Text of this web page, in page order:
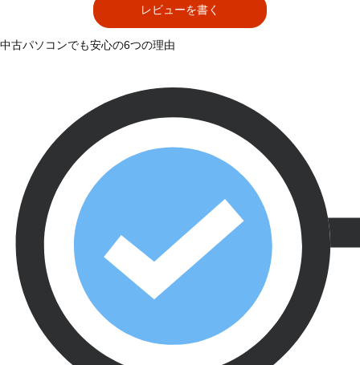
レビューを書く
中古パソコンでも安心の6つの理由